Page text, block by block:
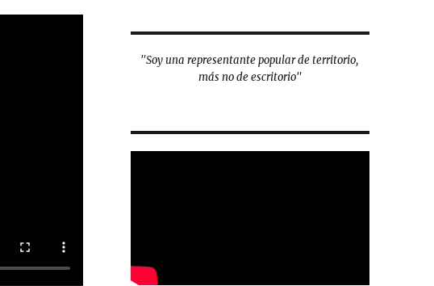
"Soy una representante popular de territorio,
más no de escritorio"